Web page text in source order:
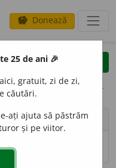
savings Donează
opțiuni
vizibile.
25 de ani 🎉
gratuit, zi de zi,
căutări.
ați ajuta să păstrăm
și pe viitor.